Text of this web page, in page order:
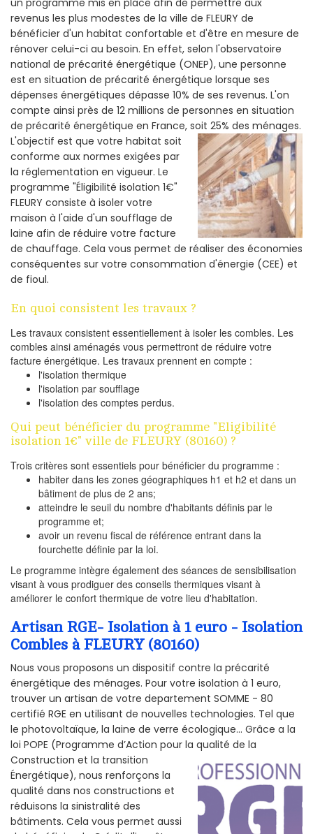
un programme mis en place afin de permettre aux
revenus les plus modestes de la ville de FLEURY de
bénéficier d'un habitat confortable et d'être en mesure de
rénover celui-ci au besoin. En effet, selon l'observatoire
national de précarité énergétique (ONEP), une personne
est en situation de précarité énergétique lorsque ses
dépenses énergétiques dépasse 10% de ses revenus. L'on
compte ainsi près de 12 millions de personnes en situation
de précarité énergétique en France, soit 25% des ménages.
L'objectif est que votre habitat soit
conforme aux normes exigées par
la réglementation en vigueur. Le
programme "Éligibilité isolation 1€"
FLEURY consiste à isoler votre
maison à l'aide d'un soufflage de
laine afin de réduire votre facture
de chauffage. Cela vous permet de réaliser des économies
conséquentes sur votre consommation d'énergie (CEE) et
de fioul.
En quoi consistent les travaux ?
Les travaux consistent essentiellement à isoler les combles. Les
combles ainsi aménagés vous permettront de réduire votre
facture énergétique. Les travaux prennent en compte :
l'isolation thermique
l'isolation par soufflage
l'isolation des comptes perdus.
Qui peut bénéficier du programme "Eligibilité
isolation 1€" ville de FLEURY (80160) ?
Trois critères sont essentiels pour bénéficier du programme :
habiter dans les zones géographiques h1 et h2 et dans un
bâtiment de plus de 2 ans;
atteindre le seuil du nombre d'habitants définis par le
programme et;
avoir un revenu fiscal de référence entrant dans la
fourchette définie par la loi.
Le programme intègre également des séances de sensibilisation
visant à vous prodiguer des conseils thermiques visant à
améliorer le confort thermique de votre lieu d'habitation.
Artisan RGE- Isolation à 1 euro - Isolation
Combles à FLEURY (80160)
Nous vous proposons un dispositif contre la précarité
énergétique des ménages. Pour votre isolation à 1 euro,
trouver un artisan de votre departement SOMME - 80
certifié RGE en utilisant de nouvelles technologies. Tel que
le photovoltaïque, la laine de verre écologique... Grâce a la
loi POPE (Programme d’Action pour la qualité de la
Construction et la transition
Énergétique), nous renforçons la
qualité dans nos constructions et
réduisons la sinistralité des
bâtiments. Cela vous permet aussi